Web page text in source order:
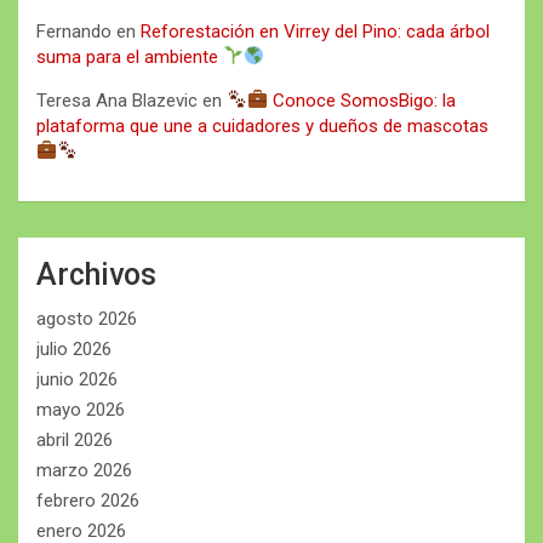
Fernando en Reforestación en Virrey del Pino: cada árbol
suma para el ambiente
Teresa Ana Blazevic en
Conoce SomosBigo: la
plataforma que une a cuidadores y dueños de mascotas
Archivos
agosto 2026
julio 2026
junio 2026
mayo 2026
abril 2026
marzo 2026
febrero 2026
enero 2026